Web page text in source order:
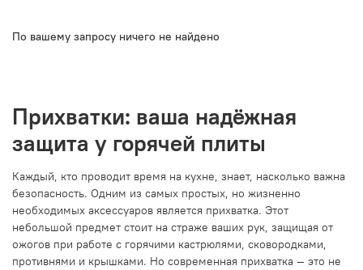
По вашему запросу ничего не найдено
Прихватки: ваша надёжная
защита у горячей плиты
Каждый, кто проводит время на кухне, знает, насколько важна
безопасность. Одним из самых простых, но жизненно
необходимых аксессуаров является прихватка. Этот
небольшой предмет стоит на страже ваших рук, защищая от
ожогов при работе с горячими кастрюлями, сковородками,
противнями и крышками. Но современная прихватка — это не